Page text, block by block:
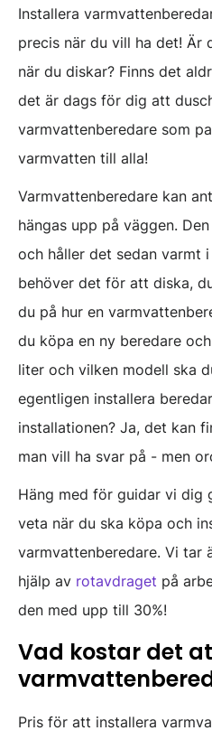
Installera
precis när du vill ha det!
när du diskar? Finns det
det är dags för dig att
varmvattenberedare som
varmvatten till alla!
Varmvattenberedare kan
hängas upp på väggen.
och håller det sedan varmt
behöver det för att diska,
du på hur en
du köpa en ny beredare
liter och vilken modell ska
egentligen installera
installationen? Ja, det kan
man vill ha svar på - men
Häng med för guidar vi dig
veta när du ska köpa och
varmvattenberedare. Vi tar
hjälp av rotavdraget på
den med upp till 30%!
Vad kostar det
Pris för att installera